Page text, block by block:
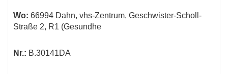
Wo: 66994 Dahn, vhs-Zentrum, Geschwister-Scholl-
Straße 2, R1 (Gesundhe
Nr.: B.30141DA